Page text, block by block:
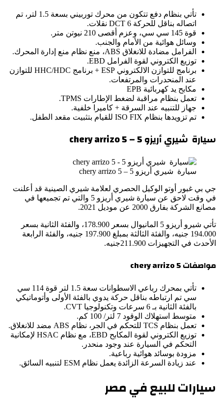
تأتي بنظام دفع تتكون من محرك توربيني بسعة 1.5 لتر، تم
اتصاله بناقل للحركة DCT 6 نقلات.
قوة 145 سي سي، وعزم أقصى 210 نيوتن متر.
وسائل هوائية من الأمام والجنب.
الفرامل مضادة للانغلاق ABS، منع نظام منع إدارة المحرك.
توزيع الكتروني لقوة الفرامل EBD.
برنامج للتوازن الالكتروني ESP + برنامج HHC/HDC للتوازن
عند المنحدرات والمرتفعات.
مكابح يد كهربائية EPB
تعمل بنظام مراقبة لضغط الإطارات TPMS.
جهاز للتنبيه عند السرقة + كاميرا خلفية.
تم تزويدها بنظام ISO FIX للقيام بتثبيت مقعد الطفل.
سيارة شيري أريزو 5 – chery arrizo 5
سيارة شيري أريزو 5 – chery arrizo 5
جي بي غبور أوتو الوكيل الحصري لعلامة شيري الصينية قد أعلنت
في وقت لاحق عن سيارة شيري أريزو 5 والتي تم تجميعها في
مصانع الشركة بفارق 2000 عن موديل 2021.
تأتي شيرو أريزو 5 المانيوال بسعر 178.900، والفئة الثانية بسعر
194.000 جنيه، والفئة الثالثة بمبلغ 197.900 جنيه، والفئة الرابعة
الأحدث في التجهيزات 211.900جنيه.
مواصفات chery arrizo 5
تأتي بمحرك رباعي الاسطوانات سعة 1.5 لتر قوة 114 سي
سي تم ارتباطه بناقل حركة يدوي بالفئة الأولى وأتوماتيكي
بالفئة الثانية بـ 6 سرعات وتكنولوجيا CVT.
متوسط استهلاك الوقود 7 لتر/ 100 كم.
تعمل بنظام TCS للتحكم في الجر، نظام ABS مضد للانغلاق.
توزيع الكتروني لقوة المكابح EBD، مع نظام HSAC لإمكانية
التحكم في السيارة عند وجود منحدر.
مزودة بوسائد هوائية رباعية.
عند زيادة السرعة الزائدة يعمل نظام ESM لتنبيه السائق.
سيارات للبيع في مصر